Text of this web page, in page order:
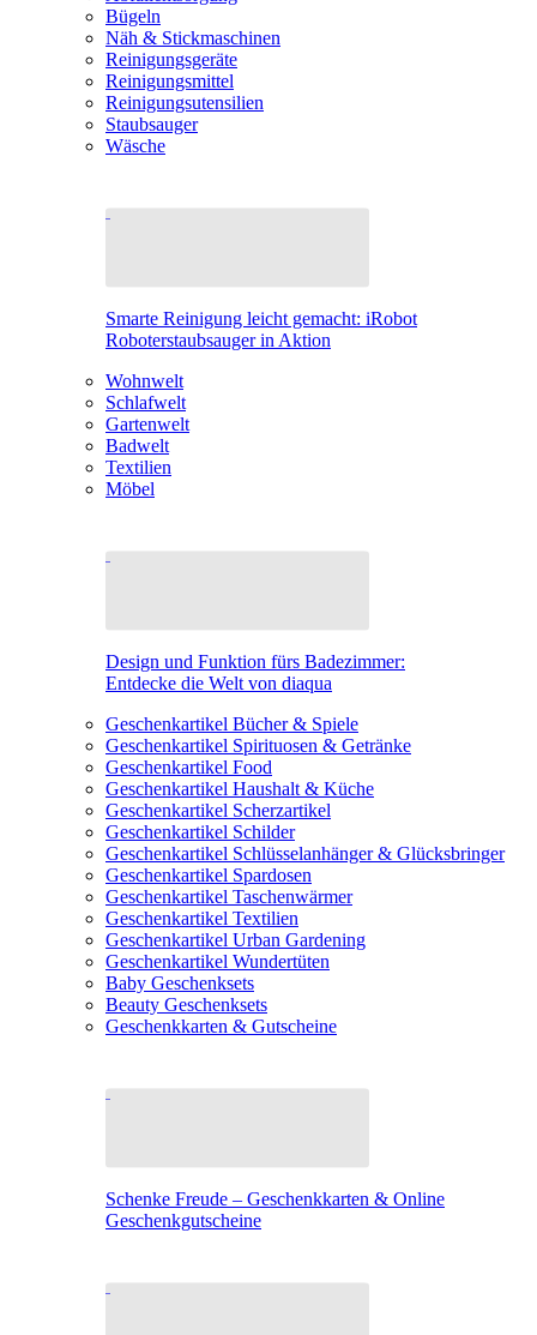
Bügeln
Näh & Stickmaschinen
Reinigungsgeräte
Reinigungsmittel
Reinigungsutensilien
Staubsauger
Wäsche
Smarte Reinigung leicht gemacht: iRobot
Roboterstaubsauger in Aktion
Wohnwelt
Schlafwelt
Gartenwelt
Badwelt
Textilien
Möbel
Design und Funktion fürs Badezimmer:
Entdecke die Welt von diaqua
Geschenkartikel Bücher & Spiele
Geschenkartikel Spirituosen & Getränke
Geschenkartikel Food
Geschenkartikel Haushalt & Küche
Geschenkartikel Scherzartikel
Geschenkartikel Schilder
Geschenkartikel Schlüsselanhänger & Glücksbringer
Geschenkartikel Spardosen
Geschenkartikel Taschenwärmer
Geschenkartikel Textilien
Geschenkartikel Urban Gardening
Geschenkartikel Wundertüten
Baby Geschenksets
Beauty Geschenksets
Geschenkkarten & Gutscheine
Schenke Freude – Geschenkkarten & Online
Geschenkgutscheine